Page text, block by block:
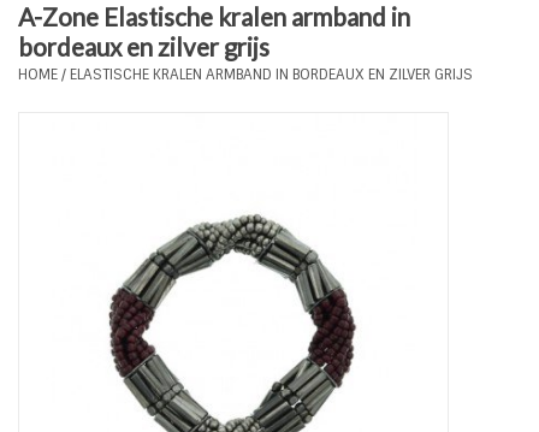
Plus Size Sieraden
Zonnebrillen
A-Zone Elastische kralen armband in
bordeaux en zilver grijs
HOME/ ELASTISCHE KRALEN ARMBAND IN BORDEAUX EN ZILVER GRIJS